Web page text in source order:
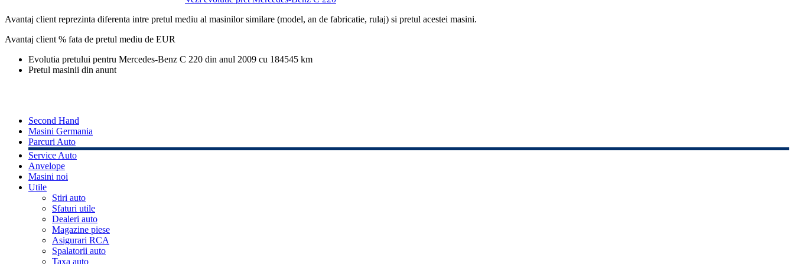
Avantaj client reprezinta diferenta intre pretul mediu al masinilor similare (model, an de fabricatie, rulaj) si pretul acestei masini.
Avantaj client % fata de pretul mediu de EUR
Evolutia pretului pentru Mercedes-Benz C 220 din anul 2009 cu 184545 km
Pretul masinii din anunt
Second Hand
Masini Germania
Parcuri Auto
Service Auto
Anvelope
Masini noi
Utile
Stiri auto
Sfaturi utile
Dealeri auto
Magazine piese
Asigurari RCA
Spalatorii auto
Taxa auto